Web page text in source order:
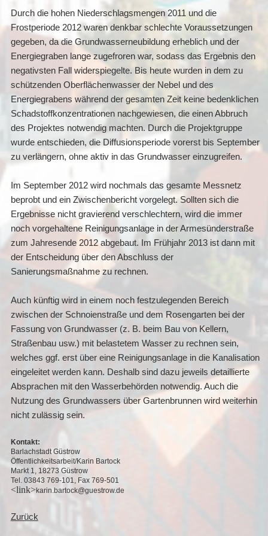
Durch die hohen Niederschlagsmengen 2011 und die
Frostperiode 2012 waren denkbar schlechte Voraussetzungen
gegeben, da die Grundwasserneubildung erheblich und der
Energiegraben lange zugefroren war, sodass das Ergebnis den
negativsten Fall widerspiegelte. Bis heute wurden in dem zu
schützenden Oberflächenwasser der Nebel und des
Energiegrabens während der gesamten Zeit keine bedenklichen
Schadstoffkonzentrationen nachgewiesen, die einen Abbruch
des Projektes notwendig machten. Durch die Projektgruppe
wurde entschieden, die Diffusionsperiode vorerst bis September
zu verlängern, ohne aktiv in das Grundwasser einzugreifen.
Im September 2012 wird nochmals das gesamte Messnetz
beprobt und ein Zwischenbericht vorgelegt. Sollten sich die
Ergebnisse nicht gravierend verschlechtern, wird die immer
noch vorgehaltene Reinigungsanlage in der Armesünderstraße
zum Jahresende 2012 abgebaut. Im Frühjahr 2013 ist dann mit
der Entscheidung über den Abschluss der
Sanierungsmaßnahme zu rechnen.
Auch künftig wird in einem noch festzulegenden Bereich
zwischen der Schnoienstraße und dem Rosengarten bei der
Fassung von Grundwasser (z. B. beim Bau von Kellern,
Straßenbau usw.) mit belastetem Wasser zu rechnen sein,
welches ggf. erst über eine Reinigungsanlage in die Kanalisation
eingeleitet werden kann. Deshalb sind dazu jeweils detaillierte
Absprachen mit den Wasserbehörden notwendig. Auch die
Nutzung des Grundwassers über Gartenbrunnen wird weiterhin
nicht zulässig sein.
Kontakt:
Barlachstadt Güstrow
Öffentlichkeitsarbeit/Karin Bartock
Markt 1, 18273 Güstrow
Tel. 03843 769-101, Fax 769-501
<link>karin.bartock@guestrow.de
Zurück